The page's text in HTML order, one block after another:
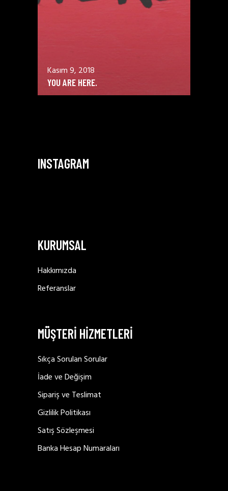
Kasım 9, 2018
YOU ARE HERE.
INSTAGRAM
KURUMSAL
Hakkımızda
Referanslar
MÜŞTERİ HİZMETLERİ
Sıkça Sorulan Sorular
İade ve Değişim
Sipariş ve Teslimat
Gizlilik Politikası
Satış Sözleşmesi
Banka Hesap Numaraları